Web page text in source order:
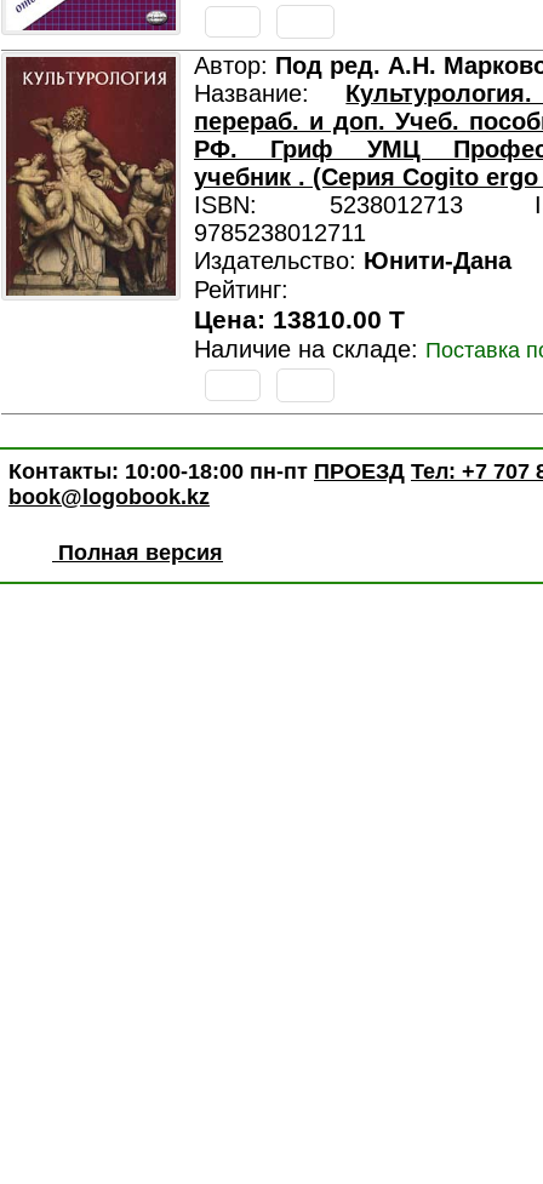
Автор: Под ред. А.Н.
Название:
перераб. и доп. Учеб.
РФ. Гриф УМЦ
учебник . (Серия Cogito
ISBN: 5238012713
9785238012711
Издательство: Юнити-Дана
Рейтинг:
Цена: 13810.00 T
Наличие на складе: Поставка
Контакты: 10:00-18:00 пн-пт ПРОЕЗД Тел: +7 707
book@logobook.kz
Полная версия